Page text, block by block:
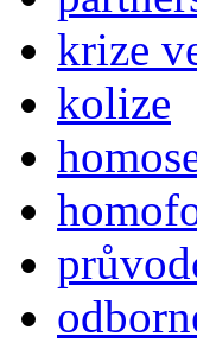
krize
kolize